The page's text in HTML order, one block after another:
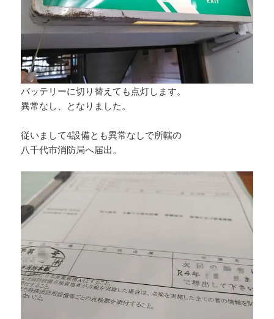
バッテリーに切り替えても点灯します。
異常なし、となりました。
従いまして4設備とも異常なしで所轄の
八千代市消防局へ届出。